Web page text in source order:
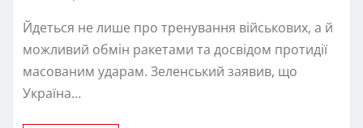
Йдеться не лише про тренування військових, а й
можливий обмін ракетами та досвідом протидії
масованим ударам. Зеленський заявив, що
Україна…